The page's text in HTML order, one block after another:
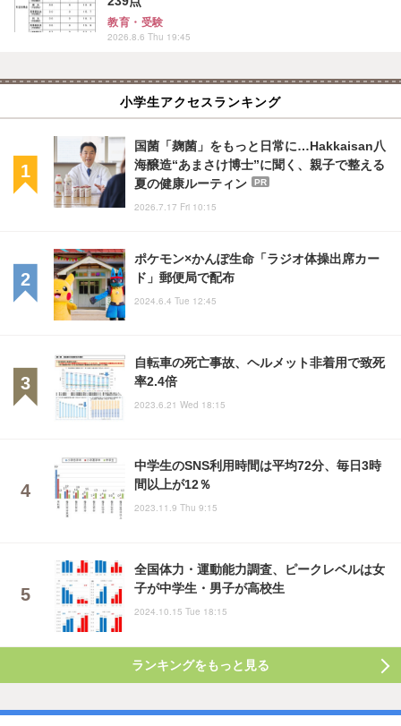
教育・受験
2026.8.6 Thu 19:45
小学生アクセスランキング
国菌「麹菌」をもっと日常に…Hakkaisan八
海醸造“あまさけ博士”に聞く、親子で整える
夏の健康ルーティン
PR
2026.7.17 Fri 10:15
ポケモン×かんぽ生命「ラジオ体操出席カー
ド」郵便局で配布
2024.6.4 Tue 12:45
自転車の死亡事故、ヘルメット非着用で致死
率2.4倍
2023.6.21 Wed 18:15
中学生のSNS利用時間は平均72分、毎日3時
間以上が12％
2023.11.9 Thu 9:15
全国体力・運動能力調査、ピークレベルは女
子が中学生・男子が高校生
2024.10.15 Tue 18:15
ランキングをもっと見る